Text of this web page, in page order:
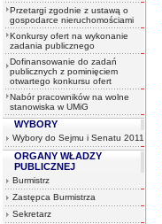
Przetargi zgodnie z ustawą o
gospodarce nieruchomościami
Konkursy ofert na wykonanie
zadania publicznego
Dofinansowanie do zadań
publicznych z pominięciem
otwartego konkursu ofert
Nabór pracowników na wolne
stanowiska w UMiG
WYBORY
Wybory do Sejmu i Senatu 2011
ORGANY WŁADZY
PUBLICZNEJ
Burmistrz
Zastępca Burmistrza
Sekretarz